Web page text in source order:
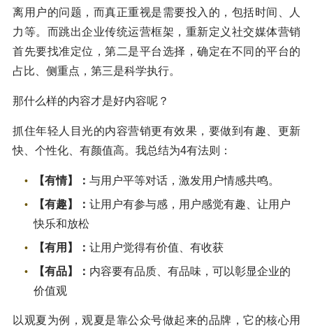
离用户的问题，而真正重视是需要投入的，包括时间、人
力等。而跳出企业传统运营框架，重新定义社交媒体营销
首先要找准定位，第二是平台选择，确定在不同的平台的
占比、侧重点，第三是科学执行。
那什么样的内容才是好内容呢？
抓住年轻人目光的内容营销更有效果，要做到有趣、更新
快、个性化、有颜值高。我总结为4有法则：
【有情】： 与用户平等对话，激发用户情感共鸣。
【有趣】： 让用户有参与感，用户感觉有趣、让用户
快乐和放松
【有用】： 让用户觉得有价值、有收获
【有品】： 内容要有品质、有品味，可以彰显企业的
价值观
以观夏为例，观夏是靠公众号做起来的品牌，它的核心用